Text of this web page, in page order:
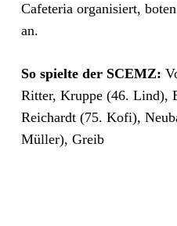
Cafeteria organisiert,
an.
So spielte der SCEMZ:
Ritter, Kruppe (46. Lind),
Reichardt (75. Kofi),
Müller), Greib